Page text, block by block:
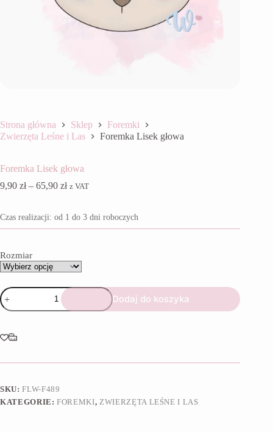
Strona główna Sklep
Foremki
Zwierzęta Leśne i Las
Foremka Lisek głowa
Foremka Lisek głowa
9,90 zł – 65,90 złZakres
9,90 zł
do
z VAT
Czas realizacji: od 1 do 3 dni roboczych
Rozmiar
ilość
Foremka
Lisek
Dodaj do koszyka
SKU:FLW-F489
KATEGORIE:FOREMKI, ZWIERZĘTA LEŚNE I LAS